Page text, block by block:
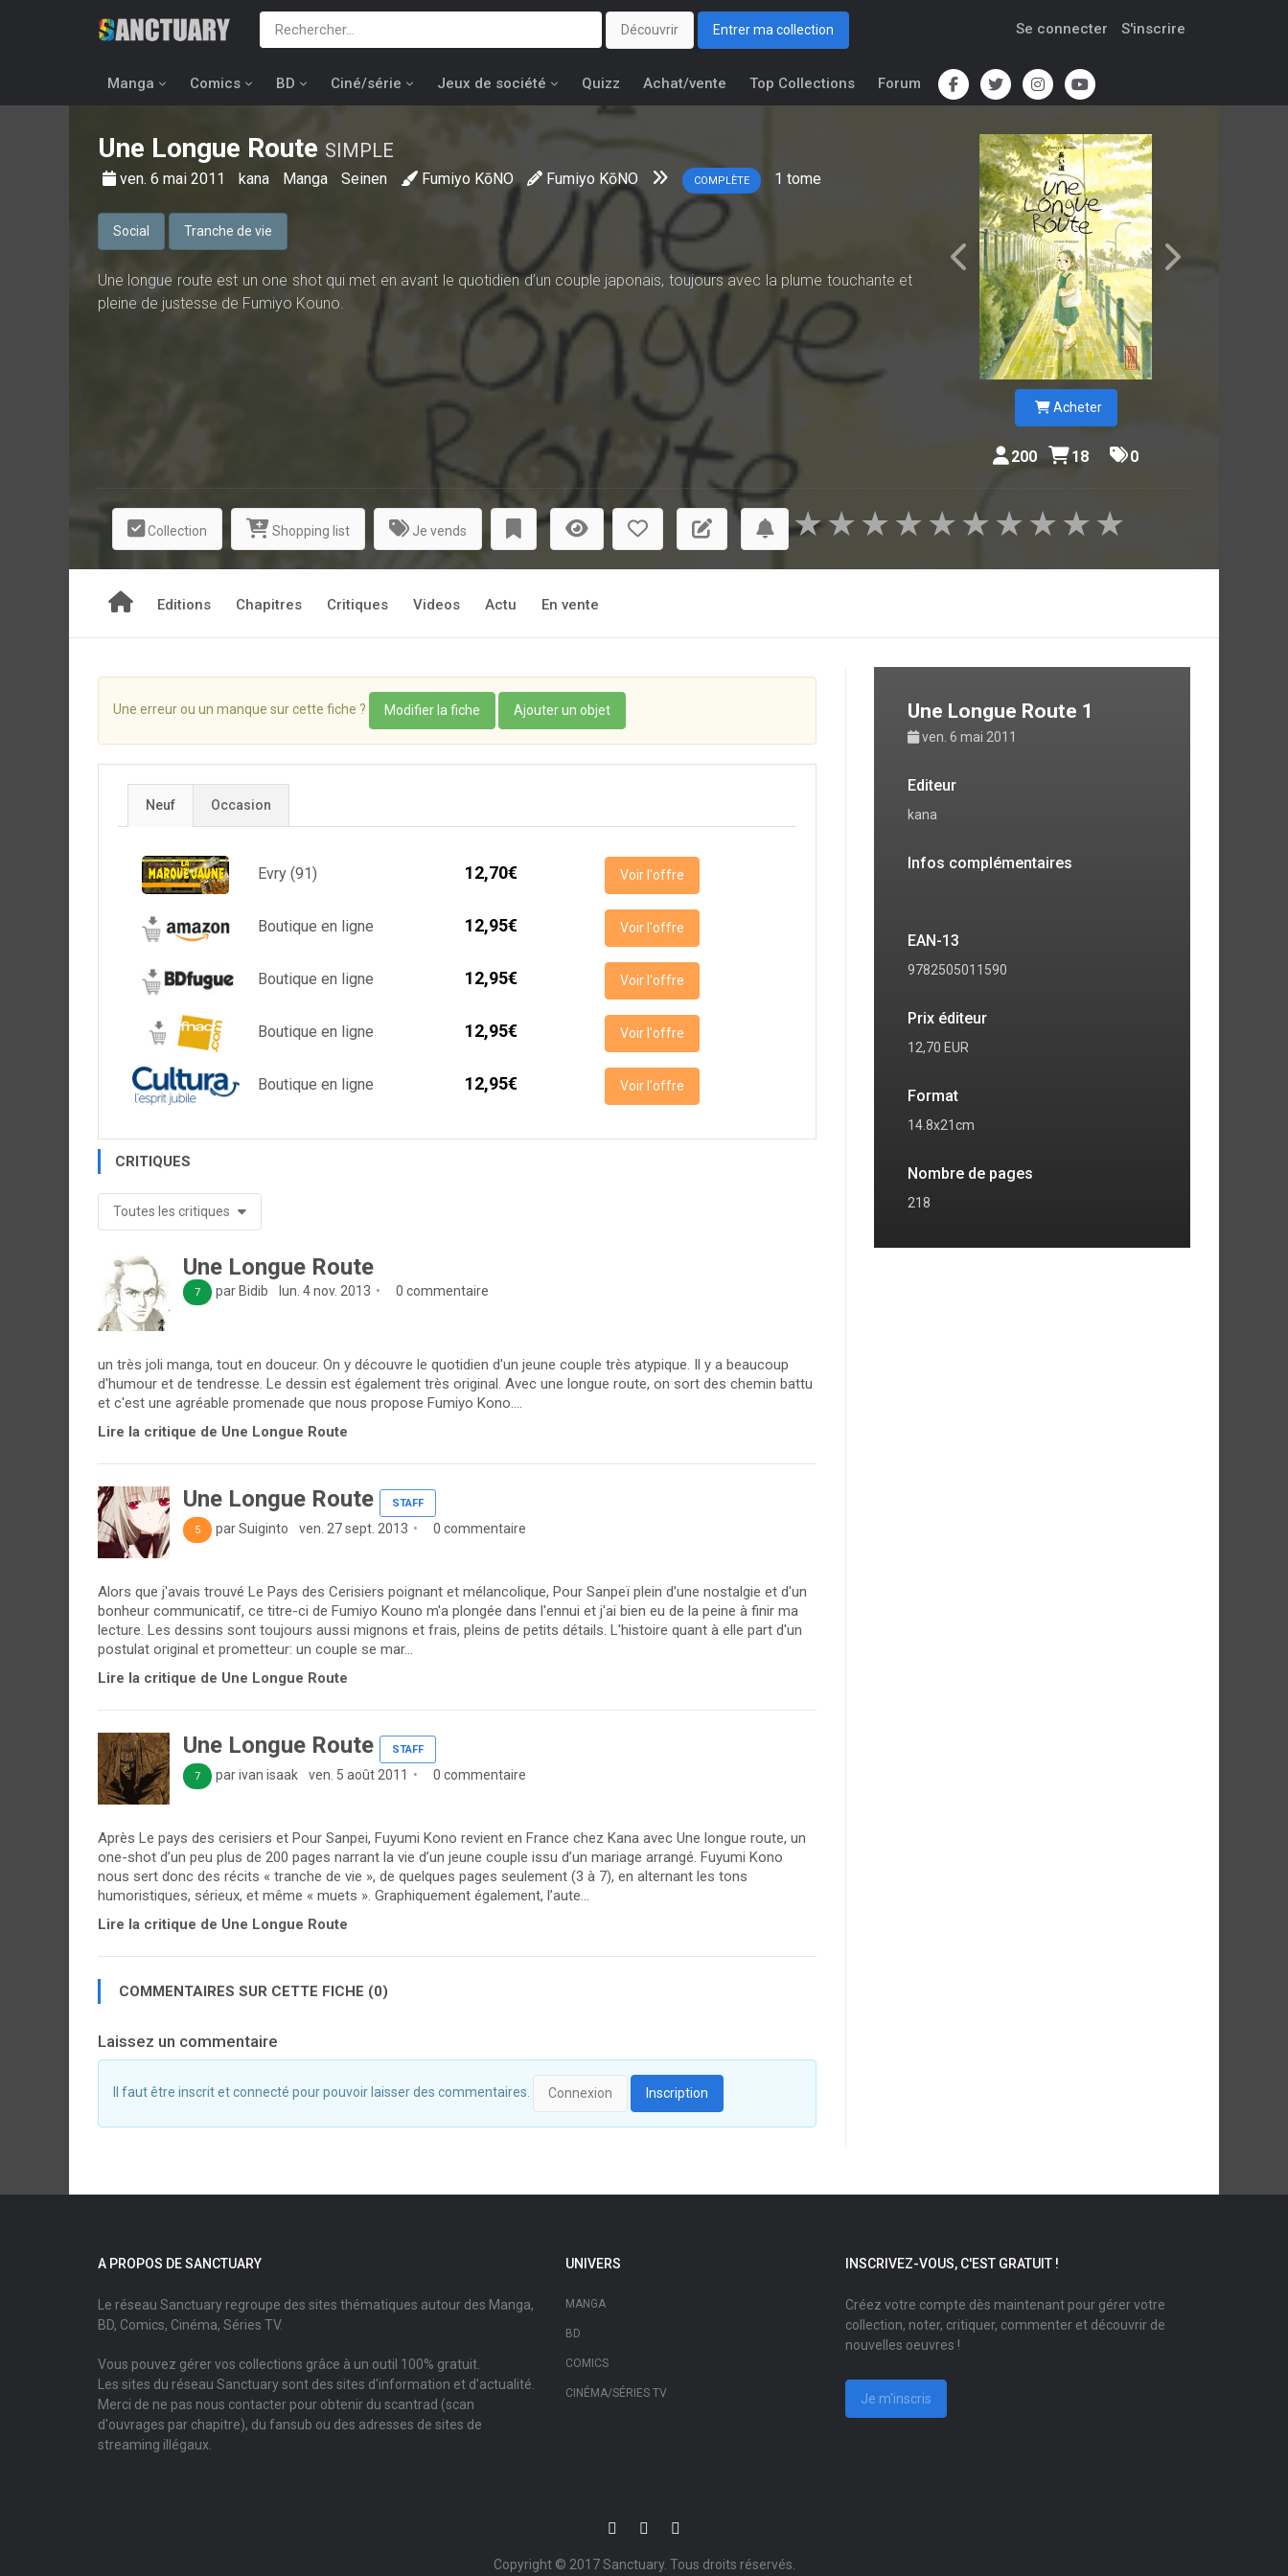
Découvrir Entrer ma collection Se connecter S'inscrire
Manga Comics BD Ciné/série Jeux de société Quizz Achat/vente Top Collections Forum
Une Longue Route SIMPLE
ven. 6 mai 2011 kana Manga Seinen Fumiyo KōNO Fumiyo KōNO COMPLÈTE 1 tome
Social Tranche de vie
Une longue route est un one shot qui met en avant le quotidien d’un couple japonais, toujours avec la plume touchante et
pleine de justesse de Fumiyo Kouno.
Acheter
200 18 0
Collection Shopping list Je vends ★
★
★
★
★
★
★
★
★
★
Editions Chapitres Critiques Videos Actu En vente
Une erreur ou un manque sur cette fiche ? Modifier la fiche Ajouter un objet
Neuf Occasion
Evry (91) 12,70€ Voir l'offre
Boutique en ligne 12,95€ Voir l'offre
Boutique en ligne 12,95€ Voir l'offre
Boutique en ligne 12,95€ Voir l'offre
Boutique en ligne 12,95€ Voir l'offre
CRITIQUES
Toutes les critiques
Une Longue Route
7 par Bidib lun. 4 nov. 2013 0 commentaire
un très joli manga, tout en douceur. On y découvre le quotidien d'un jeune couple très atypique. Il y a beaucoup
d'humour et de tendresse. Le dessin est également très original. Avec une longue route, on sort des chemin battu
et c'est une agréable promenade que nous propose Fumiyo Kono....
Lire la critique de Une Longue Route
Une Longue Route STAFF
5 par Suiginto ven. 27 sept. 2013 0 commentaire
Alors que j'avais trouvé Le Pays des Cerisiers poignant et mélancolique, Pour Sanpeï plein d'une nostalgie et d'un
bonheur communicatif, ce titre-ci de Fumiyo Kouno m'a plongée dans l'ennui et j'ai bien eu de la peine à finir ma
lecture. Les dessins sont toujours aussi mignons et frais, pleins de petits détails. L'histoire quant à elle part d'un
postulat original et prometteur: un couple se mar...
Lire la critique de Une Longue Route
Une Longue Route STAFF
7 par ivan isaak ven. 5 août 2011 0 commentaire
Après Le pays des cerisiers et Pour Sanpei, Fuyumi Kono revient en France chez Kana avec Une longue route, un
one-shot d’un peu plus de 200 pages narrant la vie d’un jeune couple issu d’un mariage arrangé. Fuyumi Kono
nous sert donc des récits « tranche de vie », de quelques pages seulement (3 à 7), en alternant les tons
humoristiques, sérieux, et même « muets ». Graphiquement également, l’aute...
Lire la critique de Une Longue Route
COMMENTAIRES SUR CETTE FICHE (0)
Laissez un commentaire
Il faut être inscrit et connecté pour pouvoir laisser des commentaires. Connexion Inscription
Une Longue Route 1
ven. 6 mai 2011
Editeur
kana
Infos complémentaires
EAN-13
9782505011590
Prix éditeur
12,70 EUR
Format
14.8x21cm
Nombre de pages
218
A PROPOS DE SANCTUARY
Le réseau Sanctuary regroupe des sites thématiques autour des Manga,
BD, Comics, Cinéma, Séries TV.
Vous pouvez gérer vos collections grâce à un outil 100% gratuit.
Les sites du réseau Sanctuary sont des sites d'information et d'actualité.
Merci de ne pas nous contacter pour obtenir du scantrad (scan
d'ouvrages par chapitre), du fansub ou des adresses de sites de
streaming illégaux.
UNIVERS
MANGA
BD
COMICS
CINÉMA/SÉRIES TV
INSCRIVEZ-VOUS, C'EST GRATUIT !
Créez votre compte dès maintenant pour gérer votre
collection, noter, critiquer, commenter et découvrir de
nouvelles oeuvres !
Je m'inscris
Copyright © 2017Sanctuary. Tous droits réservés.